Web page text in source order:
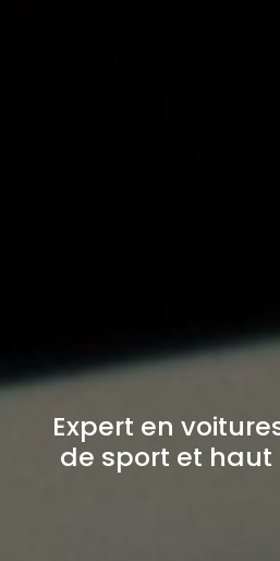
Expert en
de sport et